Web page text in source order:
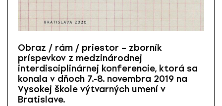
Obraz / rám / priestor – zborník
príspevkov z medzinárodnej
interdisciplinárnej konferencie, ktorá sa
konala v dňoch 7.-8. novembra 2019 na
Vysokej škole výtvarných umení v
Bratislave.